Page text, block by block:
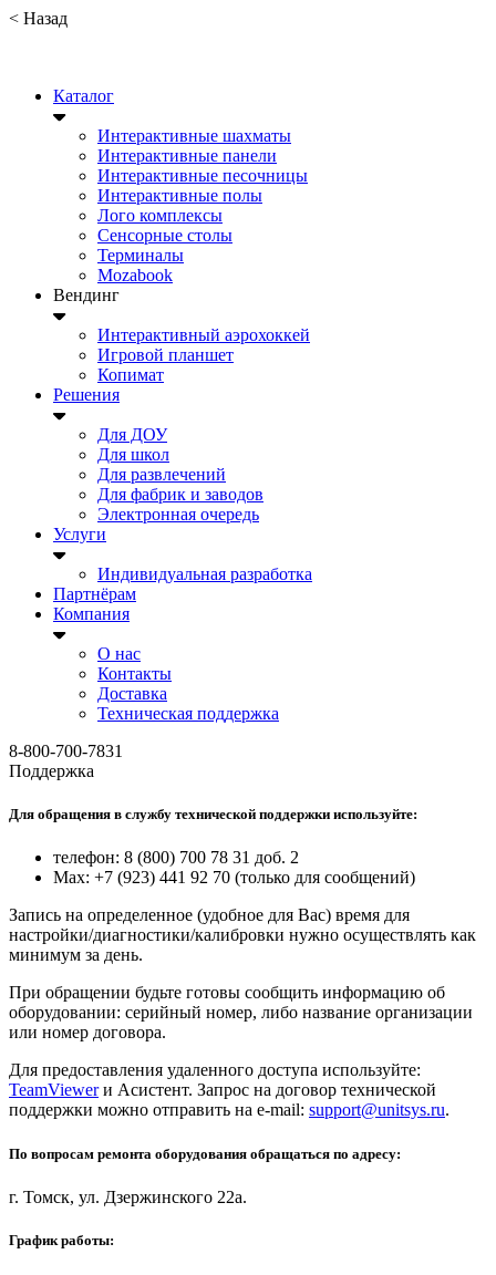
< Назад
Каталог
Интерактивные шахматы
Интерактивные панели
Интерактивные песочницы
Интерактивные полы
Лого комплексы
Сенсорные столы
Терминалы
Mozabook
Вендинг
Интерактивный аэрохоккей
Игровой планшет
Копимат
Решения
Для ДОУ
Для школ
Для развлечений
Для фабрик и заводов
Электронная очередь
Услуги
Индивидуальная разработка
Партнёрам
Компания
О нас
Контакты
Доставка
Техническая поддержка
8-800-700-7831
Поддержка
Для обращения в службу технической поддержки используйте:
телефон: 8 (800) 700 78 31 доб. 2
Max: +7 (923) 441 92 70 (только для сообщений)
Запись на определенное (удобное для Вас) время для
настройки/диагностики/калибровки нужно осуществлять как
минимум за день.
При обращении будьте готовы сообщить информацию об
оборудовании: серийный номер, либо название организации
или номер договора.
Для предоставления удаленного доступа используйте:
TeamViewerи Асистент. Запрос на договор технической
поддержки можно отправить на e-mail: support@unitsys.ru.
По вопросам ремонта оборудования обращаться по адресу:
г. Томск, ул. Дзержинского 22а.
График работы: